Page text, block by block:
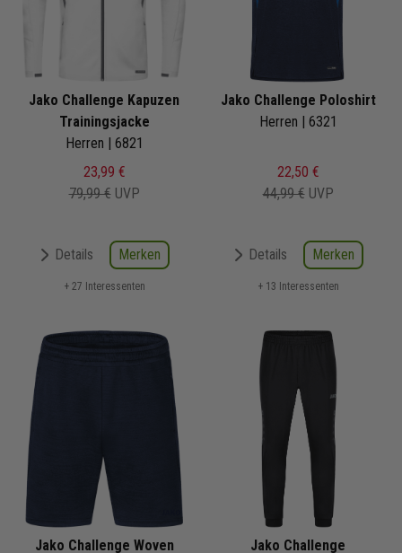
Jako Challenge Kapuzen
Trainingsjacke
Herren | 6821
23,99 €
79,99 € UVP
Details Merken
+ 27 Interessenten
Jako Challenge Poloshirt
Herren | 6321
22,50 €
44,99 € UVP
Details Merken
+ 13 Interessenten
Jako Challenge Woven
Jako Challenge